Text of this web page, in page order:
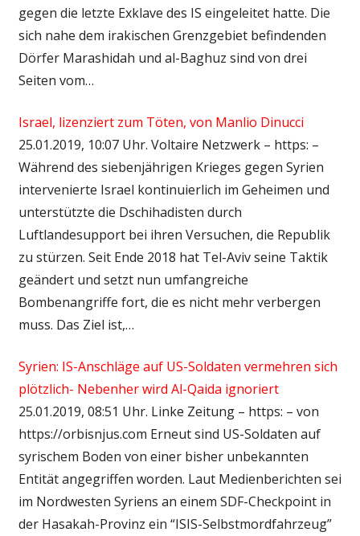
gegen die letzte Exklave des IS eingeleitet hatte. Die
sich nahe dem irakischen Grenzgebiet befindenden
Dörfer Marashidah und al-Baghuz sind von drei
Seiten vom…
Israel, lizenziert zum Töten, von Manlio Dinucci
25.01.2019, 10:07 Uhr. Voltaire Netzwerk – https: –
Während des siebenjährigen Krieges gegen Syrien
intervenierte Israel kontinuierlich im Geheimen und
unterstützte die Dschihadisten durch
Luftlandesupport bei ihren Versuchen, die Republik
zu stürzen. Seit Ende 2018 hat Tel-Aviv seine Taktik
geändert und setzt nun umfangreiche
Bombenangriffe fort, die es nicht mehr verbergen
muss. Das Ziel ist,…
Syrien: IS-Anschläge auf US-Soldaten vermehren sich
plötzlich- Nebenher wird Al-Qaida ignoriert
25.01.2019, 08:51 Uhr. Linke Zeitung – https: – von
https://orbisnjus.com Erneut sind US-Soldaten auf
syrischem Boden von einer bisher unbekannten
Entität angegriffen worden. Laut Medienberichten sei
im Nordwesten Syriens an einem SDF-Checkpoint in
der Hasakah-Provinz ein “ISIS-Selbstmordfahrzeug”